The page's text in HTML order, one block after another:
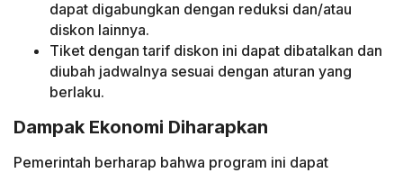
dapat digabungkan dengan reduksi dan/atau
diskon lainnya.
Tiket dengan tarif diskon ini dapat dibatalkan dan
diubah jadwalnya sesuai dengan aturan yang
berlaku.
Dampak Ekonomi Diharapkan
Pemerintah berharap bahwa program ini dapat